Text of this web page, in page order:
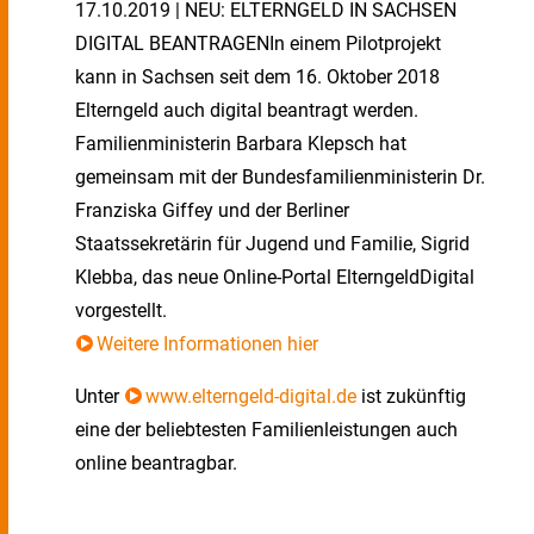
17.10.2019 | NEU: ELTERNGELD IN SACHSEN
DIGITAL BEANTRAGENIn einem Pilotprojekt
kann in Sachsen seit dem 16. Oktober 2018
Elterngeld auch digital beantragt werden.
Familienministerin Barbara Klepsch hat
gemeinsam mit der Bundesfamilienministerin Dr.
Franziska Giffey und der Berliner
Staatssekretärin für Jugend und Familie, Sigrid
Klebba, das neue Online-Portal ElterngeldDigital
vorgestellt.
Weitere Informationen hier
Unter www.elterngeld-digital.de ist zukünftig
eine der beliebtesten Familienleistungen auch
online beantragbar.